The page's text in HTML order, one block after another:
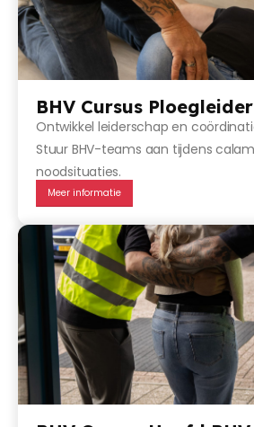
BHV Cursus Ploegleider
Ontwikkel leiderschap en
Stuur BHV-teams aan tijdens
noodsituaties.
Meer informatie